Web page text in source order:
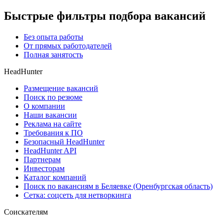
Быстрые фильтры подбора вакансий
Без опыта работы
От прямых работодателей
Полная занятость
HeadHunter
Размещение вакансий
Поиск по резюме
О компании
Наши вакансии
Реклама на сайте
Требования к ПО
Безопасный HeadHunter
HeadHunter API
Партнерам
Инвесторам
Каталог компаний
Поиск по вакансиям в Беляевке (Оренбургская область)
Сетка: соцсеть для нетворкинга
Соискателям